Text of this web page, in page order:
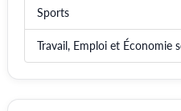
Sports
Travail, Emploi et Économie